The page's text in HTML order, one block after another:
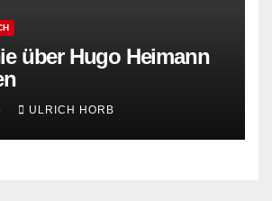
über Hugo Heimann
ULRICH HORB